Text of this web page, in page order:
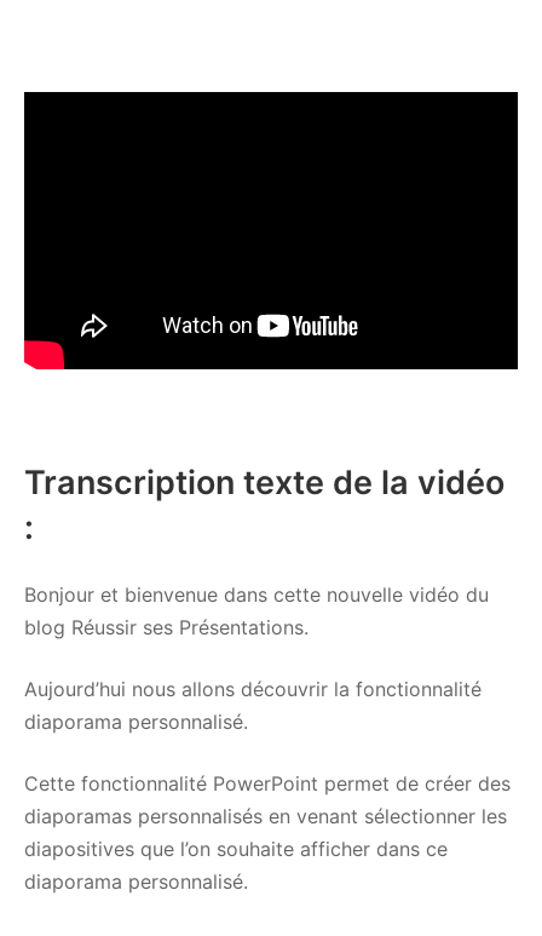
Transcription texte de la vidéo
:
Bonjour et bienvenue dans cette nouvelle vidéo du
blog Réussir ses Présentations.
Aujourd’hui nous allons découvrir la fonctionnalité
diaporama personnalisé.
Cette fonctionnalité PowerPoint permet de créer des
diaporamas personnalisés en venant sélectionner les
diapositives que l’on souhaite afficher dans ce
diaporama personnalisé.